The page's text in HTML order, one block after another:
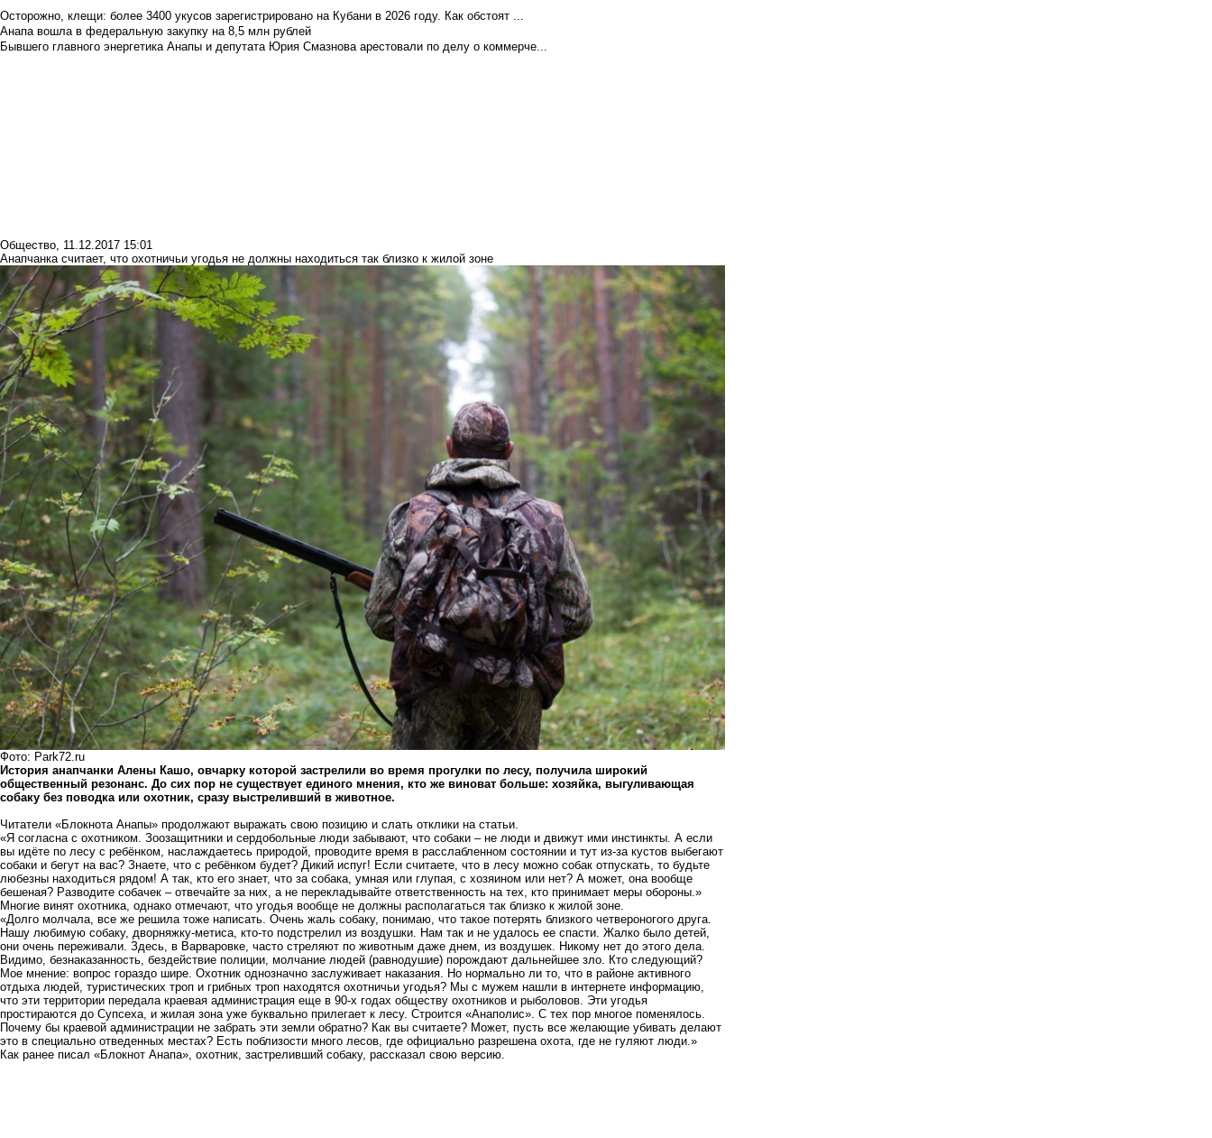
Осторожно, клещи: более 3400 укусов зарегистрировано на Кубани в 2026 году. Как обстоят ...
Анапа вошла в федеральную закупку на 8,5 млн рублей
Бывшего главного энергетика Анапы и депутата Юрия Смазнова арестовали по делу о коммерче...
Общество, 11.12.2017 15:01
Анапчанка считает, что охотничьи угодья не должны находиться так близко к жилой зоне
Фото: Park72.ru
История анапчанки Алены Кашо, овчарку которой застрелили во время прогулки по лесу, получила широкий
общественный резонанс. До сих пор не существует единого мнения, кто же виноват больше: хозяйка, выгуливающая
собаку без поводка или охотник, сразу выстреливший в животное.
Читатели «Блокнота Анапы» продолжают выражать свою позицию и слать отклики на статьи.
«Я согласна с охотником. Зоозащитники и сердобольные люди забывают, что собаки – не люди и движут ими инстинкты. А если
вы идёте по лесу с ребёнком, наслаждаетесь природой, проводите время в расслабленном состоянии и тут из-за кустов выбегают
собаки и бегут на вас? Знаете, что с ребёнком будет? Дикий испуг! Если считаете, что в лесу можно собак отпускать, то будьте
любезны находиться рядом! А так, кто его знает, что за собака, умная или глупая, с хозяином или нет? А может, она вообще
бешеная? Разводите собачек – отвечайте за них, а не перекладывайте ответственность на тех, кто принимает меры обороны.»
Многие винят охотника, однако отмечают, что угодья вообще не должны располагаться так близко к жилой зоне.
«Долго молчала, все же решила тоже написать. Очень жаль собаку, понимаю, что такое потерять близкого четвероногого друга.
Нашу любимую собаку, дворняжку-метиса, кто-то подстрелил из воздушки. Нам так и не удалось ее спасти. Жалко было детей,
они очень переживали. Здесь, в Варваровке, часто стреляют по животным даже днем, из воздушек. Никому нет до этого дела.
Видимо, безнаказанность, бездействие полиции, молчание людей (равнодушие) порождают дальнейшее зло. Кто следующий?
Мое мнение: вопрос гораздо шире. Охотник однозначно заслуживает наказания. Но нормально ли то, что в районе активного
отдыха людей, туристических троп и грибных троп находятся охотничьи угодья? Мы с мужем нашли в интернете информацию,
что эти территории передала краевая администрация еще в 90-х годах обществу охотников и рыболовов. Эти угодья
простираются до Супсеха, и жилая зона уже буквально прилегает к лесу. Строится «Анаполис». С тех пор многое поменялось.
Почему бы краевой администрации не забрать эти земли обратно? Как вы считаете? Может, пусть все желающие убивать делают
это в специально отведенных местах? Есть поблизости много лесов, где официально разрешена охота, где не гуляют люди.»
Как ранее писал «Блокнот Анапа», охотник, застреливший собаку, рассказал свою версию.